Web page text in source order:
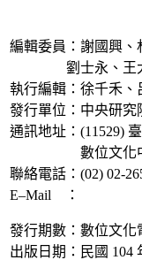
編輯委員：謝國興、
劉士永、王大
執行編輯：徐千禾、
發行單位：中央研究
通訊地址：(11529)
數位文化
聯絡電話：(02) 02-
E–Mail ：
發行期數：數位文
出版日期：民國 104